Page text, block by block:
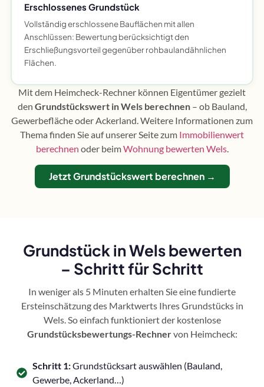
Erschlossenes Grundstück
Vollständig erschlossene Bauflächen mit allen
Anschlüssen: Bewertung berücksichtigt den
Erschließungsvorteil gegenüber rohbaulandähnlichen
Flächen.
Mit dem Heimcheck-Rechner können Eigentümer gezielt
den Grundstückswert in Wels berechnen– ob Bauland,
Gewerbefläche oder Ackerland. Weitere Informationen zum
Thema finden Sie auf unserer Seite zum Immobilienwert
berechnen oder beimWohnung bewerten Wels.
Jetzt Grundstückswert berechnen →
Grundstück in Wels bewerten
– Schritt für Schritt
In weniger als 5 Minuten erhalten Sie eine fundierte
Ersteinschätzung des Marktwerts Ihres Grundstücks in
Wels. So einfach funktioniert der kostenlose
Grundstücksbewertungs-Rechnervon Heimcheck:
Schritt 1:Grundstücksart auswählen (Bauland,
Gewerbe, Ackerland…)